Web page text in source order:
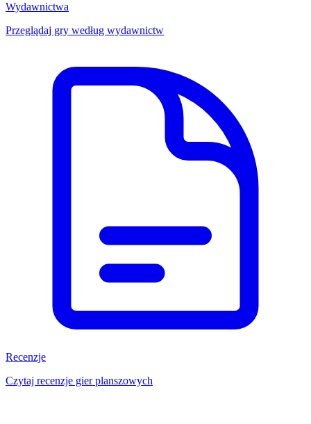
Wydawnictwa
Przeglądaj gry według wydawnictw
Recenzje
Czytaj recenzje gier planszowych